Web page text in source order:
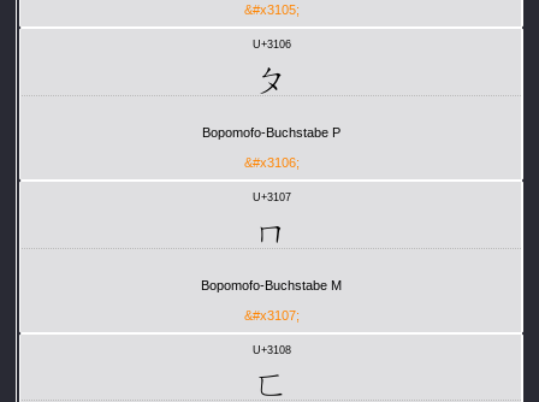
&#x3105;
U+3106
ㄆ
Bopomofo-Buchstabe P
&#x3106;
U+3107
ㄇ
Bopomofo-Buchstabe M
&#x3107;
U+3108
ㄈ